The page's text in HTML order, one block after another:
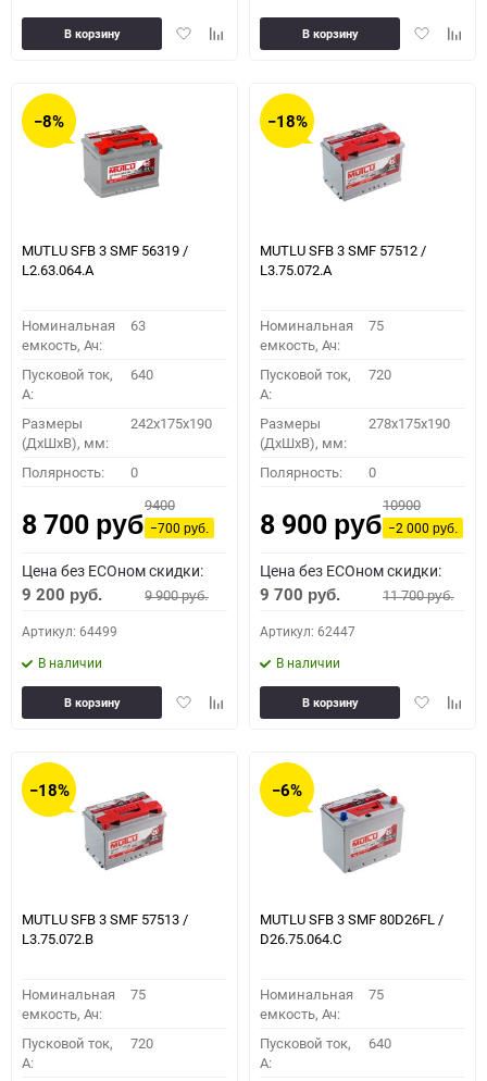
ДобавитьДобавить
В корзину
Добавить
В корзину
−8%
MUTLU SFB 3 SMF 56319 /
L2.63.064.А
Номинальная
емкость, Ач:
63
Пусковой ток,
A:
640
Размеры
(ДхШхВ), мм:
242x175x190
Полярность: 0
8 700 руб.
9400
−700руб.
Цена без ECOном скидки:
9 200 руб. 9 900руб.
Артикул: 64499
В наличии
ДобавитьДобавить
В корзину
−18%
MUTLU SFB 3 SMF 57512 /
L3.75.072.A
Номинальная
емкость, Ач:
75
Пусковой ток,
A:
720
Размеры
(ДхШхВ), мм:
278x175x190
Полярность: 0
8 900 руб.
10900
−2 000руб.
Цена без ECOном скидки:
9 700 руб. 11 700руб.
Артикул: 62447
В наличии
Добавить
В корзину
−18%
MUTLU SFB 3 SMF 57513 /
L3.75.072.B
Номинальная
емкость, Ач:
75
Пусковой ток,
A:
720
−6%
MUTLU SFB 3 SMF 80D26FL /
D26.75.064.C
Номинальная
емкость, Ач:
75
Пусковой ток,
A:
640